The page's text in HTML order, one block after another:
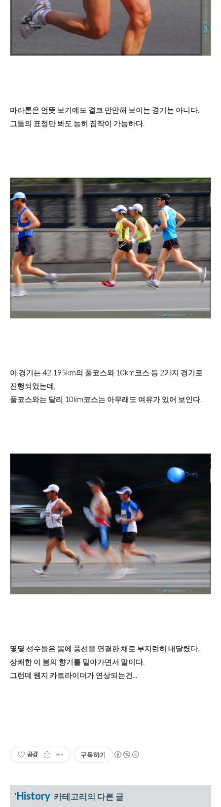
마라톤은 언뜻 보기에도 결코 만만해 보이는 경기는 아니다.
그들의 표정만 봐도 능히 짐작이 가능하다.
이 경기는 42.195km의 풀코스와 10km코스 등 2가지 경기로
진행되었는데,
풀코스와는 달리 10km코스는 아무래도 여유가 있어 보인다.
몇몇 선수들은 몸에 풍선을 연결한 채로 부지런히 내달렸다.
상쾌한 이 봄의 향기를 맡아가면서 말이다.
그런데 웬지 카트라이더가 연상되는건...
공감 구독하기
'History' 카테고리의 다른 글